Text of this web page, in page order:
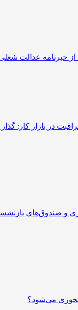
از خبرنامه عدالت
در بازار کار:
و صندوق‌های
می‌شود؟